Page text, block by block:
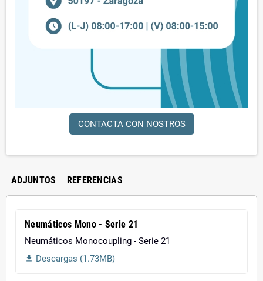
CONTACTA CON NOSTROS
ADJUNTOS REFERENCIAS
Neumáticos Mono - Serie 21
Neumáticos Monocoupling - Serie 21
file_download Descargas (1.73MB)